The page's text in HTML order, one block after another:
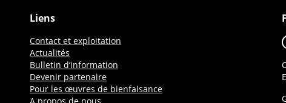
Liens
Contact et exploitation
Actualités
Bulletin d’information
Devenir partenaire
Pour les œuvres de bienfaisance